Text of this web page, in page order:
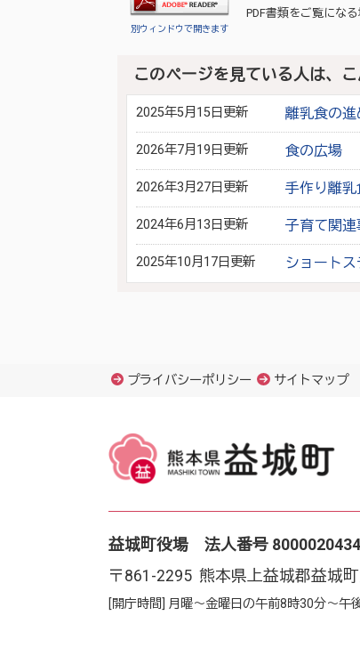
別ウィンドウで開きます
PDF書類をご覧になる
このページを見ている人は、
2025年5月15日更新 離乳食の
2026年7月19日更新 食の広場
2026年3月27日更新 手作り離乳
2024年6月13日更新 子育て関
2025年10月17日更新 ショート
プライバシーポリシー サイトマップ
益城町役場 法人番号
〒861-2295 熊本県上益城郡益城
[開庁時間] 月曜～金曜日の午前8時30分～午